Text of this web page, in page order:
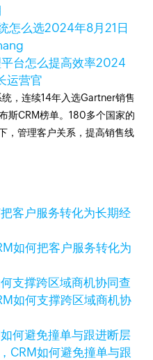
怎么选2024年8月21日
台怎么提高效率2024
运营官
，连续14年入选Gartner销售
斯CRM榜单。180多个国家的
，管理客户关系，提高销售线
如何把客户服务转化为
查
如何支撑跨区域商机协
CRM如何避免撞单与跟